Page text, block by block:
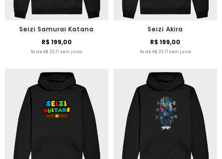
Seizi Samurai Katana
R$ 199,00
6x de R$ 33,17 sem juros
Seizi Akira
R$ 199,00
6x de R$ 33,17 sem juros